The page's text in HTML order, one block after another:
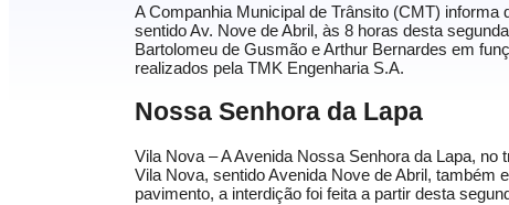
A Companhia Municipal de Trânsito (CMT)
sentido Av. Nove de Abril, às 8 horas desta
Bartolomeu de Gusmão e Arthur Bernardes em
realizados pela TMK Engenharia S.A.
Nossa Senhora da Lapa
Vila Nova – A Avenida Nossa Senhora da Lapa,
Vila Nova, sentido Avenida Nove de Abril, também
pavimento, a interdição foi feita a partir desta